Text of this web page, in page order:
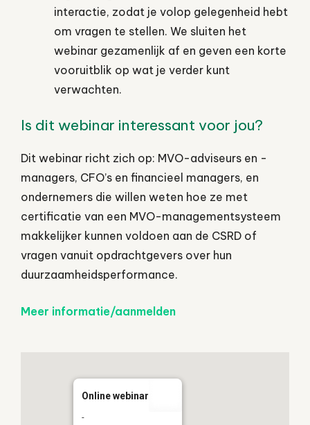
interactie, zodat je volop gelegenheid hebt
om vragen te stellen. We sluiten het
webinar gezamenlijk af en geven een korte
vooruitblik op wat je verder kunt
verwachten.
Is dit webinar interessant voor jou?
Dit webinar richt zich op: MVO-adviseurs en -
managers, CFO’s en financieel managers, en
ondernemers die willen weten hoe ze met
certificatie van een MVO-managementsysteem
makkelijker kunnen voldoen aan de CSRD of
vragen vanuit opdrachtgevers over hun
duurzaamheidsperformance.
Meer informatie/aanmelden
Online webinar
-